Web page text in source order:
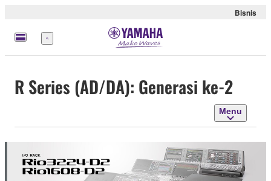
Bisnis
Menu
R Series (AD/DA): Generasi ke-2
Menu